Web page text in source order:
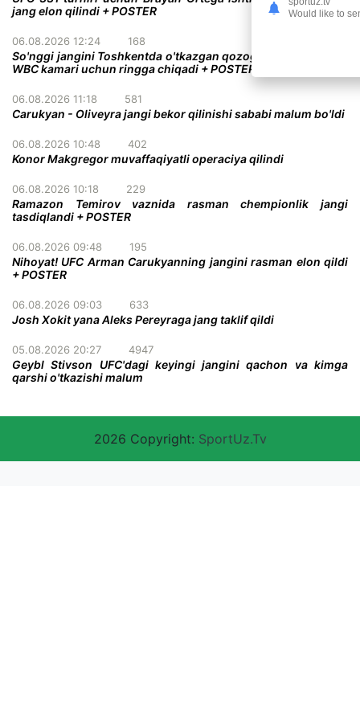
jang elon qilindi + POSTER
06.08.2026 12:24 168
So'nggi jangini Toshkentda o'tkazgan qozog'istonlik bokschi
WBC kamari uchun ringga chiqadi + POSTER
06.08.2026 11:18 581
Carukyan - Oliveyra jangi bekor qilinishi sababi malum bo'ldi
06.08.2026 10:48 402
Konor Makgregor muvaffaqiyatli operaciya qilindi
06.08.2026 10:18 229
Ramazon Temirov vaznida rasman chempionlik jangi
tasdiqlandi + POSTER
06.08.2026 09:48 195
Nihoyat! UFC Arman Carukyanning jangini rasman elon qildi
+ POSTER
06.08.2026 09:03 633
Josh Xokit yana Aleks Pereyraga jang taklif qildi
05.08.2026 20:27 4947
Geybl Stivson UFC'dagi keyingi jangini qachon va kimga
qarshi o'tkazishi malum
2026 Copyright: SportUz.Tv
Would like to